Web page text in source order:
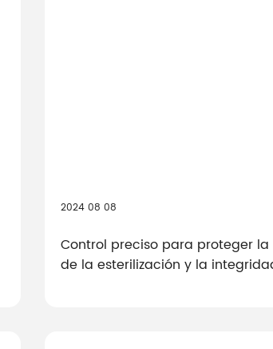
2024 08 08
Control preciso para proteger
de la esterilización y la